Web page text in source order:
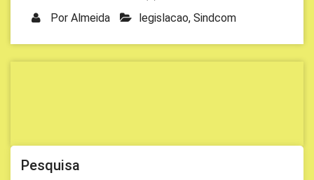
Por Almeida legislacao, Sindcom
Pesquisa